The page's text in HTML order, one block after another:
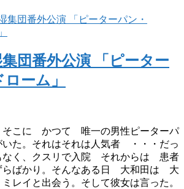
集団番外公演 「ピーター
ーム」
そこに かつて 唯一の男性ピーターパ
いた。それはそれは人気者 ・・・だっ
く、クスリで入院 それからは 患者
ばかり。そんなある日 大和田は 大
レイと出会う。そして彼女は言った。